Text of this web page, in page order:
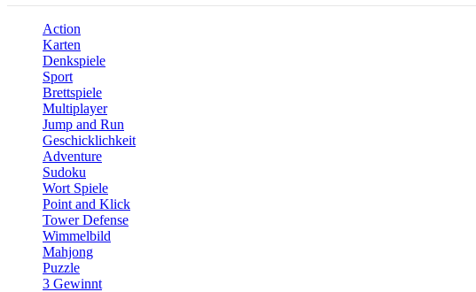
Action
Karten
Denkspiele
Sport
Brettspiele
Multiplayer
Jump and Run
Geschicklichkeit
Adventure
Sudoku
Wort Spiele
Point and Klick
Tower Defense
Wimmelbild
Mahjong
Puzzle
3 Gewinnt